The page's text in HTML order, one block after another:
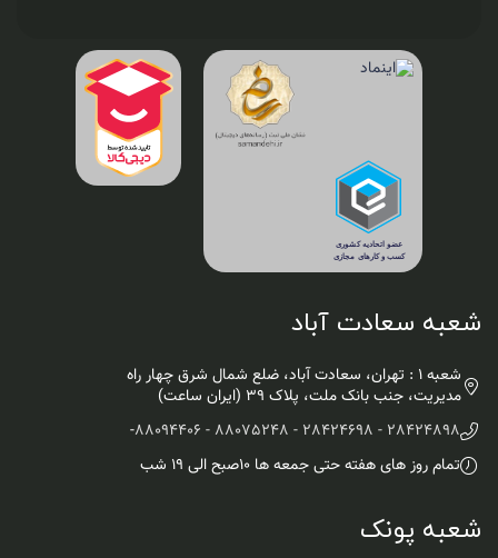
شعبه سعادت آباد
شعبه 1 : تهران، سعادت آباد، ضلع شمال شرق چهار راه
مدیریت، جنب بانک ملت، پلاک ۳۹ (ایران ساعت)
28424898 - 28424698 - 88075248 - 88094406
-
تمام روز های هفته حتی جمعه ها ۱۰صبح الی ۱۹ شب
شعبه پونک